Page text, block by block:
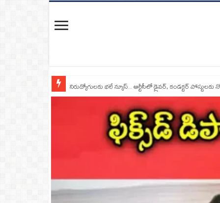
నిరుద్యోగులకు భలే న్యూస్.. ఆర్టీసీలో డ్రైవర్, కండక్టర్‌